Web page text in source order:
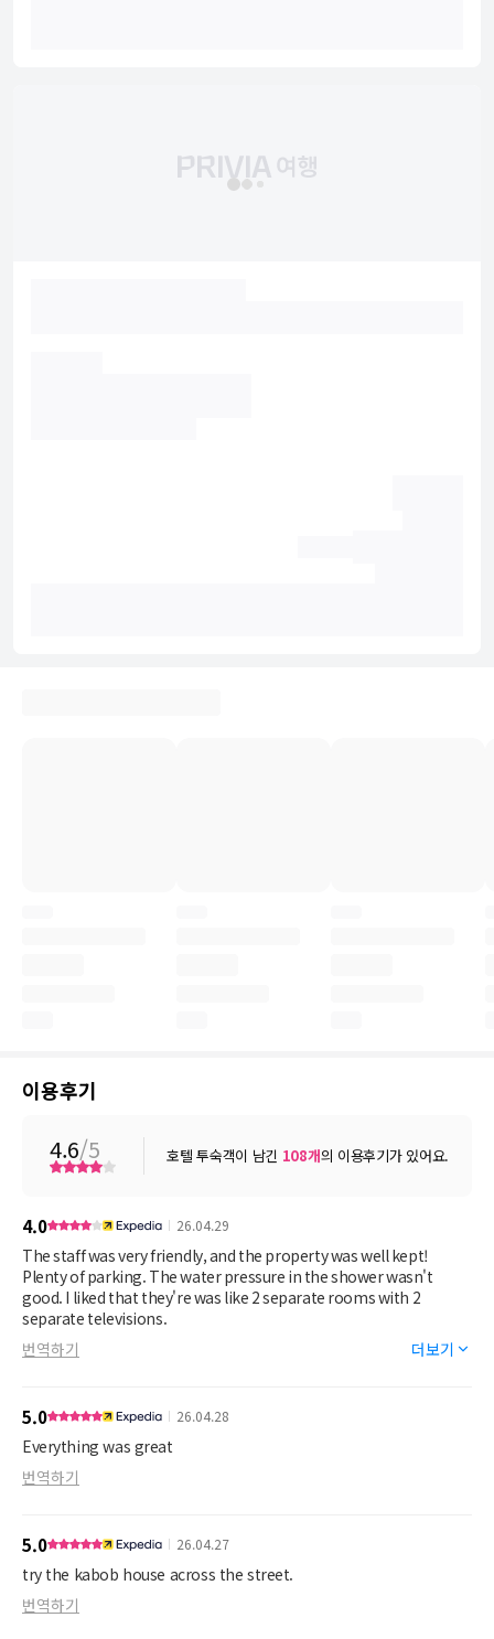
이용후기
4.6/5 호텔 투숙객이 남긴 108개의 이용후기가 있어요.
4.0 26.04.29
The staff was very friendly, and the property was well kept!
Plenty of parking. The water pressure in the shower wasn't
good. I liked that they're was like 2 separate rooms with 2
separate televisions.
번역하기
더보기
5.0 26.04.28
Everything was great
번역하기
5.0 26.04.27
try the kabob house across the street.
번역하기